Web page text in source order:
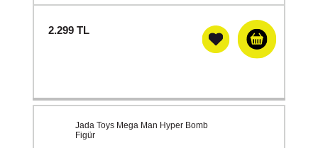
2.299 TL
Jada Toys Mega Man Hyper Bomb
Figür